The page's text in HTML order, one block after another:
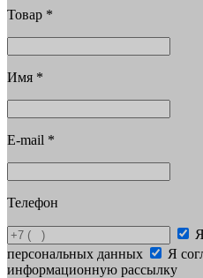
Товар *
Имя *
E-mail *
Телефон
персональных данных
Я
информационную рассылку